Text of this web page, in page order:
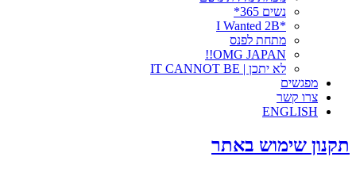
נשים 365*
*I Wanted 2B
מתחת לפנס
OMG JAPAN!!
לא יתכן | IT CANNOT BE
מפגשים
צרו קשר
ENGLISH
תקנון שימוש באתר